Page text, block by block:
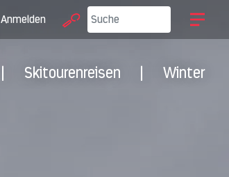
Anmelden
Skitourenreisen Winter